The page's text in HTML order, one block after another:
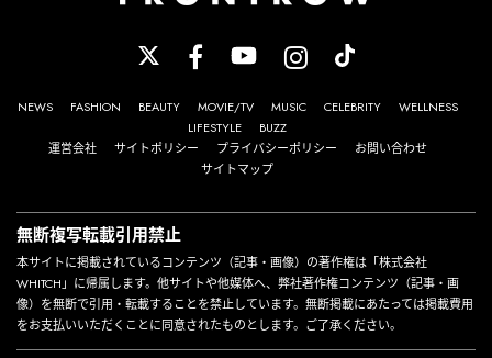
NEWS FASHION BEAUTY MOVIE/TV MUSIC CELEBRITY
WELLNESS
LIFESTYLE
BUZZ
運営会社
サイトポリシー プライバシーポリシー
お問い合わせ
サイトマップ
無断複写転載引用禁止
本サイトに掲載されているコンテンツ（記事・画像）の著作権は「株式会社
WHITCH」に帰属します。他サイトや他媒体へ、弊社著作権コンテンツ（記事・画
像）を無断で引用・転載することを禁止しています。無断掲載にあたっては掲載費用
をお支払いいただくことに同意されたものとします。ご了承ください。